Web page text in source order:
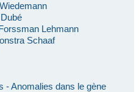
Lehmann
Schaaf
- Anomalies dans le gène